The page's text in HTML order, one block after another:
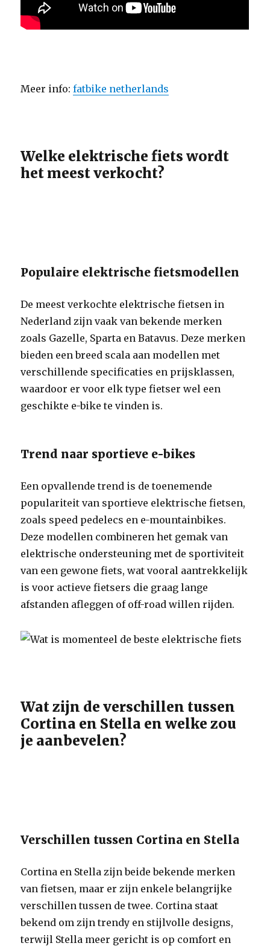
Meer info:fatbike netherlands
Welke elektrische fiets wordt
het meest verkocht?
Populaire elektrische fietsmodellen
De meest verkochte elektrische fietsen in
Nederland zijn vaak van bekende merken
zoals Gazelle, Sparta en Batavus. Deze merken
bieden een breed scala aan modellen met
verschillende specificaties en prijsklassen,
waardoor er voor elk type fietser wel een
geschikte e-bike te vinden is.
Trend naar sportieve e-bikes
Een opvallende trend is de toenemende
populariteit van sportieve elektrische fietsen,
zoals speed pedelecs en e-mountainbikes.
Deze modellen combineren het gemak van
elektrische ondersteuning met de sportiviteit
van een gewone fiets, wat vooral aantrekkelijk
is voor actieve fietsers die graag lange
afstanden afleggen of off-road willen rijden.
Wat zijn de verschillen tussen
Cortina en Stella en welke zou
je aanbevelen?
Verschillen tussen Cortina en Stella
Cortina en Stella zijn beide bekende merken
van fietsen, maar er zijn enkele belangrijke
verschillen tussen de twee. Cortina staat
bekend om zijn trendy en stijlvolle designs,
terwijl Stella meer gericht is op comfort en